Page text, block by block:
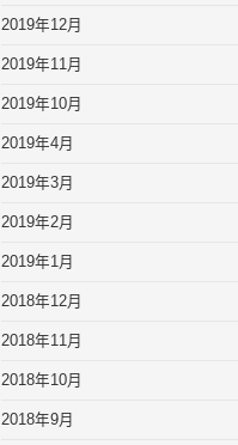
2019年12月
2019年11月
2019年10月
2019年4月
2019年3月
2019年2月
2019年1月
2018年12月
2018年11月
2018年10月
2018年9月